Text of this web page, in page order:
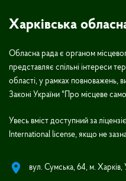
Харківська
Обласна рада є органом
представляє спільні інтереси
області, у рамках повноважень,
Законі України "Про місцеве
Увесь вміст доступний за
International license, якщо не
вул. Сумська, 64, м. Харків,